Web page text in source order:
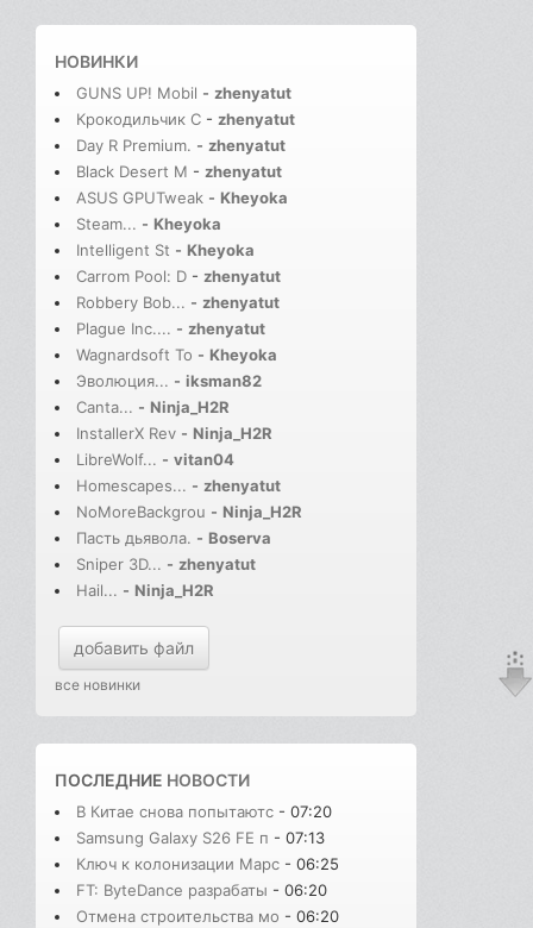
НОВИНКИ
GUNS UP! Mobil - zhenyatut
Крокодильчик С - zhenyatut
Day R Premium. - zhenyatut
Black Desert M - zhenyatut
ASUS GPUTweak - Kheyoka
Steam... - Kheyoka
Intelligent St - Kheyoka
Carrom Pool: D - zhenyatut
Robbery Bob... - zhenyatut
Plague Inc.... - zhenyatut
Wagnardsoft To - Kheyoka
Эволюция... - iksman82
Canta... - Ninja_H2R
InstallerX Rev - Ninja_H2R
LibreWolf... - vitan04
Homescapes... - zhenyatut
NoMoreBackgrou - Ninja_H2R
Пасть дьявола. - Boserva
Sniper 3D... - zhenyatut
Hail... - Ninja_H2R
добавить файл
все новинки
ПОСЛЕДНИЕ НОВОСТИ
В Китае снова попытаютс - 07:20
Samsung Galaxy S26 FE п - 07:13
Ключ к колонизации Марс - 06:25
FT: ByteDance разрабаты - 06:20
Отмена строительства мо - 06:20